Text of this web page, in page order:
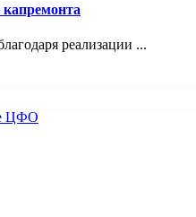
реализации ...